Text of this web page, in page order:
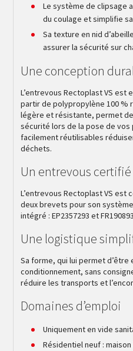
Le système de clipsage
du coulage et simplifie
Sa texture en nid
assurer la sécurité sur
Une conception
L’entrevous Rectoplast VS est
partir de polypropylène 100 %
légère et résistante, permet
sécurité lors de la pose de vos
facilement réutilisables
déchets.
Un entrevous certifié
L’entrevous Rectoplast VS est
deux brevets pour son
intégré : EP2357293 et
Une logistique
Sa forme, qui lui permet d’être
conditionnement, sans
réduire les transports et
Domaines d’emploi
Uniquement en vide
Résidentiel neuf :